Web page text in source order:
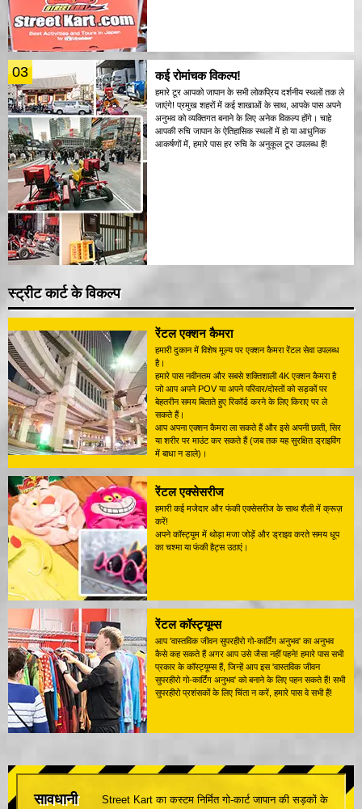
03 कई रोमांचक विकल्प!
हमारे टूर आपको जापान के सभी लोकप्रिय दर्शनीय स्थलों तक ले
जाएंगे! प्रमुख शहरों में कई शाखाओं के साथ, आपके पास अपने
अनुभव को व्यक्तिगत बनाने के लिए अनेक विकल्प होंगे। चाहे
आपकी रुचि जापान के ऐतिहासिक स्थलों में हो या आधुनिक
आकर्षणों में, हमारे पास हर रुचि के अनुकूल टूर उपलब्ध हैं!
स्ट्रीट कार्ट के विकल्प
रेंटल एक्शन कैमरा
हमारी दुकान में विशेष मूल्य पर एक्शन कैमरा रेंटल सेवा उपलब्ध
है।
हमारे पास नवीनतम और सबसे शक्तिशाली 4K एक्शन कैमरा है
जो आप अपने POV या अपने परिवार/दोस्तों को सड़कों पर
बेहतरीन समय बिताते हुए रिकॉर्ड करने के लिए किराए पर ले
सकते हैं।
आप अपना एक्शन कैमरा ला सकते हैं और इसे अपनी छाती, सिर
या शरीर पर माउंट कर सकते हैं (जब तक यह सुरक्षित ड्राइविंग
में बाधा न डाले)।
रेंटल एक्सेसरीज
हमारी कई मजेदार और फंकी एक्सेसरीज के साथ शैली में क्रूज़
करें!
अपने कॉस्ट्यूम में थोड़ा मजा जोड़ें और ड्राइव करते समय धूप
का चश्मा या फंकी हैट्स उठाएं।
रेंटल कॉस्ट्यूम्स
आप 'वास्तविक जीवन सुपरहीरो गो-कार्टिंग अनुभव' का अनुभव
कैसे कह सकते हैं अगर आप उसे जैसा नहीं पहने! हमारे पास सभी
प्रकार के कॉस्ट्यूम्स हैं, जिन्हें आप इस 'वास्तविक जीवन
सुपरहीरो गो-कार्टिंग अनुभव' को बनाने के लिए पहन सकते हैं! सभी
सुपरहीरो प्रशंसकों के लिए चिंता न करें, हमारे पास वे सभी हैं!
सावधानी
Street Kart का कस्टम निर्मित गो-कार्ट जापान की सड़कों के